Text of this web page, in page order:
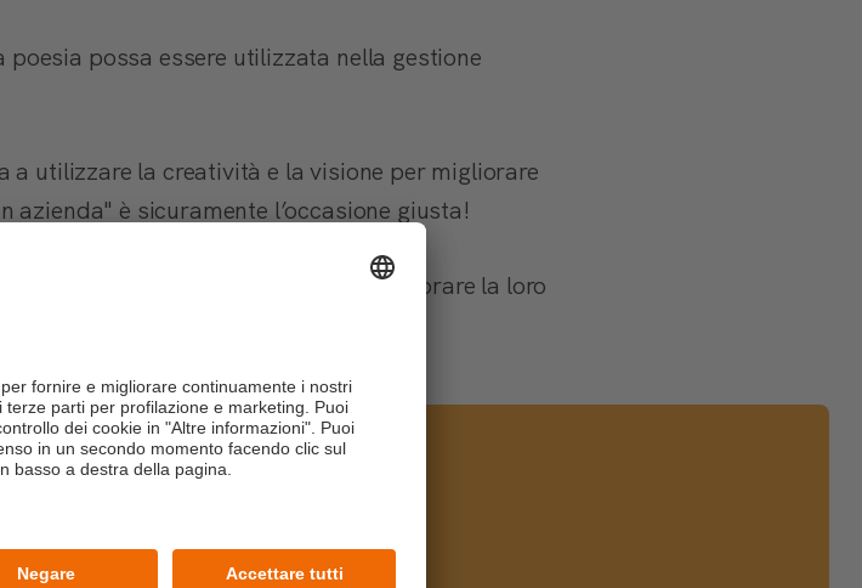
possa essere utilizzata nella gestione
utilizzare la creatività e la visione per migliorare
è sicuramente l’occasione giusta!
scelto di ispirarsi alla poesia per migliorare la loro
SUBITO!